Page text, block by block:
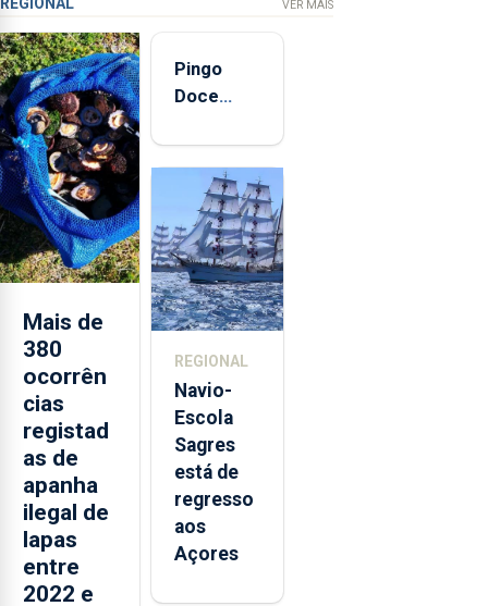
VER MAIS
Mais de
380
ocorrên
cias
registad
as de
apanha
ilegal de
lapas
entre
2022 e
Pingo
Doce
quinta-
feira nova
loja em
São
Sebastião
e cria 30
postos de
REGIONAL
Navio-
Escola
Sagres
está de
regresso
aos
Açores